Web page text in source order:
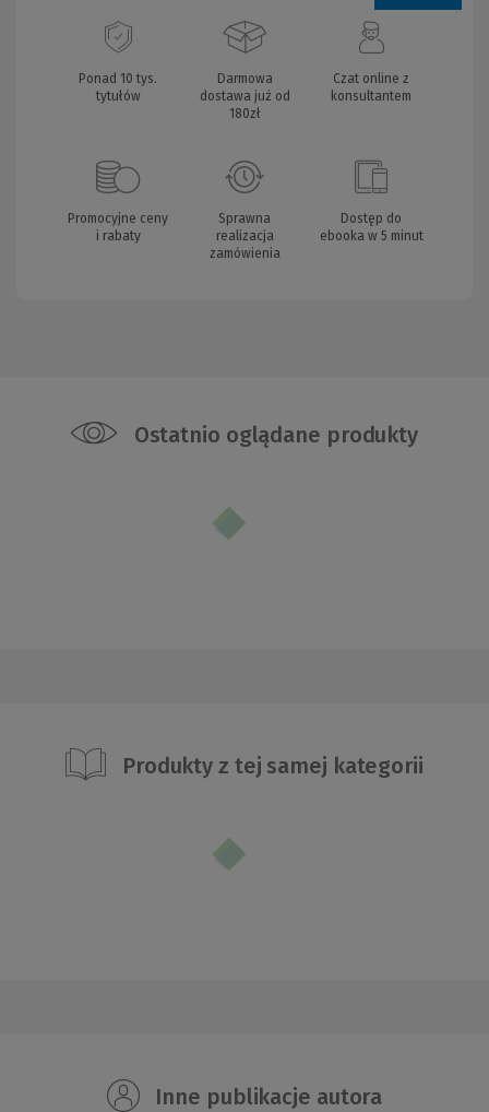
Ponad 10 tys.
tytułów
Darmowa
dostawa już od
180zł
Czat online z
konsultantem
Promocyjne ceny
i rabaty
Sprawna
realizacja
zamówienia
Dostęp do
ebooka w 5 minut
Ostatnio oglądane produkty
Produkty z tej samej kategorii
Inne publikacje autora